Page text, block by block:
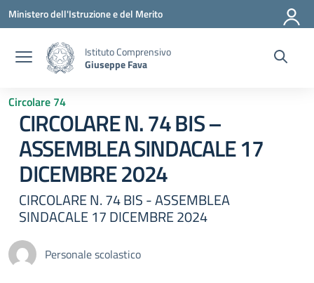
Vai ai contenuti
Vai al menu di navigazione
Vai al footer
Ministero dell'Istruzione e del Merito
Istituto Comprensivo
Giuseppe Fava
Circolare 74
CIRCOLARE N. 74 BIS –
ASSEMBLEA SINDACALE 17
DICEMBRE 2024
CIRCOLARE N. 74 BIS - ASSEMBLEA
SINDACALE 17 DICEMBRE 2024
Personale scolastico